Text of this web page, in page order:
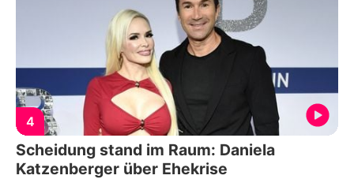
4
Scheidung stand im Raum: Daniela
Katzenberger über Ehekrise